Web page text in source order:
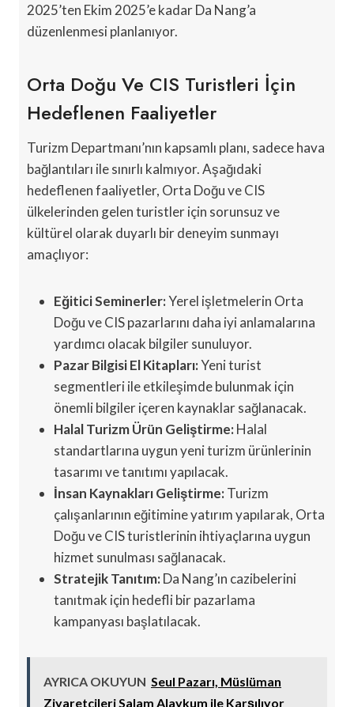
2025’ten Ekim 2025’e kadar Da Nang’a
düzenlenmesi planlanıyor.
Orta Doğu Ve CIS Turistleri İçin
Hedeflenen Faaliyetler
Turizm Departmanı’nın kapsamlı planı, sadece hava
bağlantıları ile sınırlı kalmıyor. Aşağıdaki
hedeflenen faaliyetler, Orta Doğu ve CIS
ülkelerinden gelen turistler için sorunsuz ve
kültürel olarak duyarlı bir deneyim sunmayı
amaçlıyor:
Eğitici Seminerler:Yerel işletmelerin Orta
Doğu ve CIS pazarlarını daha iyi anlamalarına
yardımcı olacak bilgiler sunuluyor.
Pazar Bilgisi El Kitapları:Yeni turist
segmentleri ile etkileşimde bulunmak için
önemli bilgiler içeren kaynaklar sağlanacak.
Halal Turizm Ürün Geliştirme:Halal
standartlarına uygun yeni turizm ürünlerinin
tasarımı ve tanıtımı yapılacak.
İnsan Kaynakları Geliştirme:Turizm
çalışanlarının eğitimine yatırım yapılarak, Orta
Doğu ve CIS turistlerinin ihtiyaçlarına uygun
hizmet sunulması sağlanacak.
Stratejik Tanıtım:Da Nang’ın cazibelerini
tanıtmak için hedefli bir pazarlama
kampanyası başlatılacak.
AYRICA OKUYUN Seul Pazarı, Müslüman
Ziyaretçileri Salam Alaykum ile Karşılıyor